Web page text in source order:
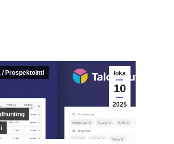
loka
10
2025
Prospektointi